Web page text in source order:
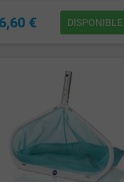
6,60 € DISPONIBLE